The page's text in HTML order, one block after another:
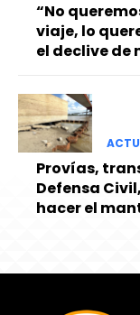
“No
viaje, lo
el declive de
Provías,
Defensa
hacer el